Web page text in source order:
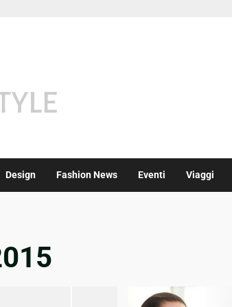
Design Fashion News Eventi Viaggi